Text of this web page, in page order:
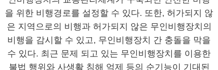
을 위한 비행경로를 설정할 수 있다. 또한, 허가되지 않
은 지역으로의 비행과 허가되지 않은 무인비행장치의
비행을 감시할 수 있고, 무인비행장치 간 충돌을 막을
수 있다. 최근 문제 되고 있는 무인비행장치를 이용한
불법 행위와 사생활 침해 억제 등의 순기능이 기대된